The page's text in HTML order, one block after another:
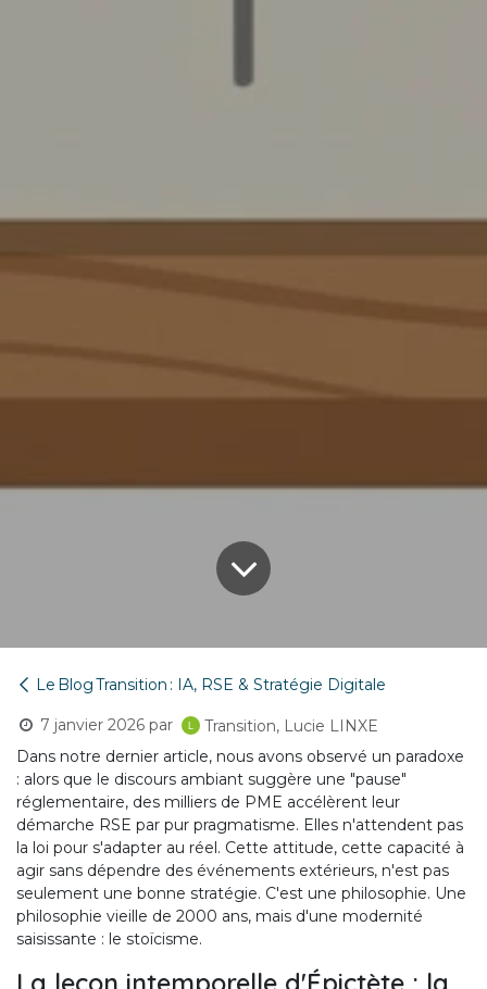
Le Blog Transition : IA, RSE & Stratégie Digitale
7 janvier 2026 par
Transition, Lucie LINXE
Dans notre dernier article, nous avons observé un paradoxe
: alors que le discours ambiant suggère une "pause"
réglementaire, des milliers de PME accélèrent leur
démarche RSE par pur pragmatisme. Elles n'attendent pas
la loi pour s'adapter au réel. Cette attitude, cette capacité à
agir sans dépendre des événements extérieurs, n'est pas
seulement une bonne stratégie. C'est une philosophie. Une
philosophie vieille de 2000 ans, mais d'une modernité
saisissante : le stoïcisme.